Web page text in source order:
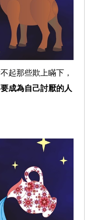
起那些欺上瞞下，
成為自己討厭的人